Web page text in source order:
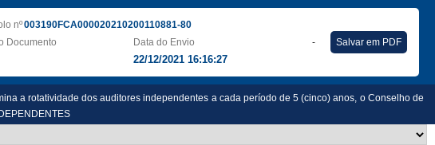
nº003190FCA000020210200110881-80
Documento
Data do Envio
22/12/2021 16:16:27
- Salvar em PDF
a rotatividade dos auditores independentes a cada período de 5 (cinco) anos, o Conselho de